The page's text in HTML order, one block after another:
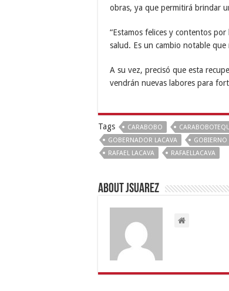
obras, ya que permitirá brindar
“Estamos felices y contentos
salud. Es un cambio notable
A su vez, precisó que esta
vendrán nuevas labores para
Tags CARABOBO
GOBERNADOR LACAVA
GOBIERNO
RAFAEL LACAVA
RAFAELLACAVA
About Jsuarez